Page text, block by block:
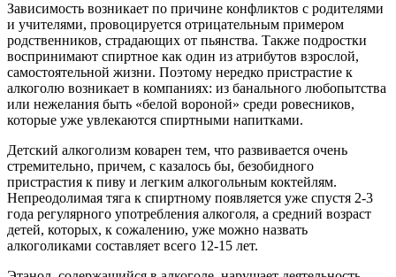
Зависимость возникает по причине конфликтов с родителями
и учителями, провоцируется отрицательным примером
родственников, страдающих от пьянства. Также подростки
воспринимают спиртное как один из атрибутов взрослой,
самостоятельной жизни. Поэтому нередко пристрастие к
алкоголю возникает в компаниях: из банального любопытства
или нежелания быть «белой вороной» среди ровесников,
которые уже увлекаются спиртными напитками.
Детский алкоголизм коварен тем, что развивается очень
стремительно, причем, с казалось бы, безобидного
пристрастия к пиву и легким алкогольным коктейлям.
Непреодолимая тяга к спиртному появляется уже спустя 2-3
года регулярного употребления алкоголя, а средний возраст
детей, которых, к сожалению, уже можно назвать
алкоголиками составляет всего 12-15 лет.